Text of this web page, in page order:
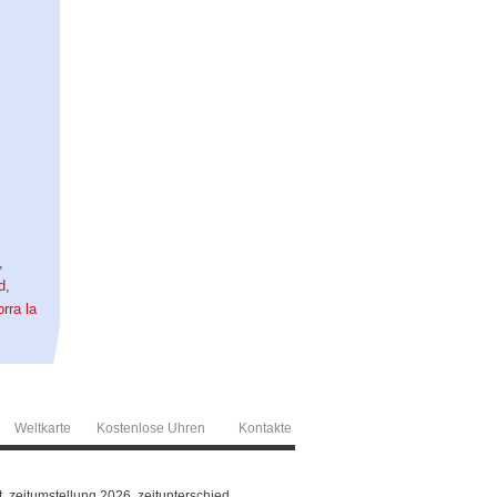
,
,
la
Weltkarte Kostenlose Uhren Kontakte